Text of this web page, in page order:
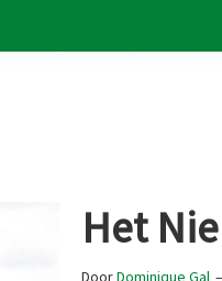
Het
DoorDominique Gal